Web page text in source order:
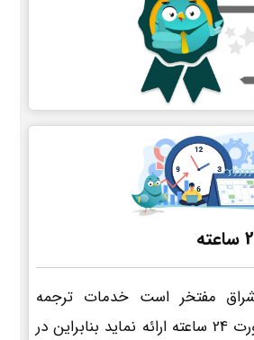
مفتخر است خدمات ترجمه
رسمی خود را به‌صورت 24 ساعته ارائه نماید بنابراین در